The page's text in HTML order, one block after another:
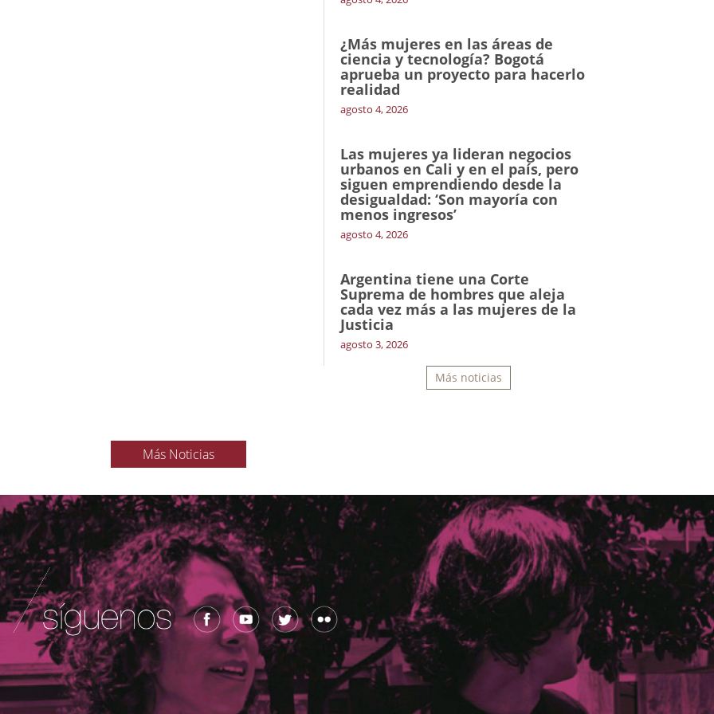
¿Más mujeres en las áreas de
ciencia y tecnología? Bogotá
aprueba un proyecto para hacerlo
realidad
agosto 4, 2026
Las mujeres ya lideran negocios
urbanos en Cali y en el país, pero
siguen emprendiendo desde la
desigualdad: ‘Son mayoría con
menos ingresos’
agosto 4, 2026
Argentina tiene una Corte
Suprema de hombres que aleja
cada vez más a las mujeres de la
Justicia
agosto 3, 2026
Más noticias
Más Noticias